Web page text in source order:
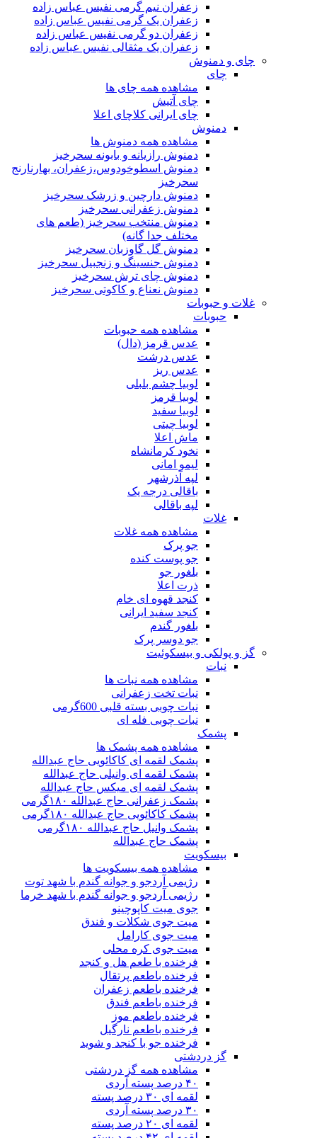
زعفران نیم گرمی نفیس عباس زاده
زعفران یک گرمی نفیس عباس زاده
زعفران دو گرمی نفیس عباس زاده
زعفران یک مثقالی نفیس عباس زاده
چای و دمنوش
چای
مشاهده همه چای ها
چای آتیش
چای ایرانی کلاچای اعلا
دمنوش
مشاهده همه دمنوش ها
دمنوش رازیانه و بابونه سحرخیز
دمنوش اسطوخودوس،زعفران، بهارنارنج
سحرخیز
دمنوش دارچین و زرشک سحرخیز
دمنوش زعفرانی سحرخیز
دمنوش منتخب سحرخیز (طعم های
مختلف جدا گانه)
دمنوش گل گاوزبان سحرخیز
دمنوش جنسینگ و زنجبیل سحرخیز
دمنوش چای ترش سحرخیز
دمنوش نعناع و کاکوتی سحرخیز
غلات و حبوبات
حبوبات
مشاهده همه حبوبات
عدس قرمز (دال)
عدس درشت
عدس ریز
لوبیا چشم بلبلی
لوبیا قرمز
لوبیا سفید
لوبیا چیتی
ماش اعلا
نخود کرمانشاه
لیمو امانی
لپه آذرشهر
باقالی درجه یک
لپه باقالی
غلات
مشاهده همه غلات
جو پرک
جو پوست کنده
بلغور جو
ذرت اعلا
کنجد قهوه ای خام
کنجد سفید ایرانی
بلغور گندم
جو دوسر پرک
گز و پولکی و بیسکوئیت
نبات
مشاهده همه نبات ها
نبات تخت زعفرانی
نبات چوبی بسته قلبی 600گرمی
نبات چوبی فله ای
پشمک
مشاهده همه پشمک ها
پشمک لقمه ای کاکائویی حاج عبدالله
پشمک لقمه ای وانیلی حاج عبدالله
پشمک لقمه ای میکس حاج عبدالله
پشمک زعفرانی حاج عبدالله ۱۸۰گرمی
پشمک کاکائویی حاج عبدالله ۱۸۰گرمی
پشمک وانیل حاج عبدالله ۱۸۰گرمی
پشمک حاج عبدالله
بیسکویت
مشاهده همه بیسکویت ها
رژیمی آردجو و جوانه گندم با شهد توت
رژیمی آردجو و جوانه گندم با شهد خرما
جوی میت کاپوچینو
میت جوی شکلات و فندق
میت جوی کارامل
میت جوی کره محلی
فرخنده با طعم هل و کنجد
فرخنده باطعم پرتقال
فرخنده باطعم زعفران
فرخنده باطعم فندق
فرخنده باطعم موز
فرخنده باطعم نارگیل
فرخنده جو با کنجد و شوید
گز دردشتی
مشاهده همه گز دردشتی
۴۰ درصد پسته آردی
لقمه ای ۳۰ درصد پسته
۳۰ درصد پسته آردی
لقمه ای ۲۰ درصد پسته